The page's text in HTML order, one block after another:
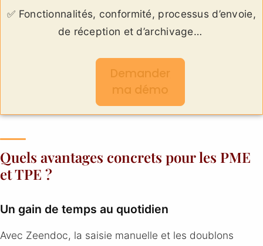
✅ Fonctionnalités, conformité, processus d’envoie,
de réception et d’archivage…
Demander
ma démo
Quels avantages concrets pour les PME
et TPE ?
Un gain de temps au quotidien
Avec Zeendoc, la saisie manuelle et les doublons